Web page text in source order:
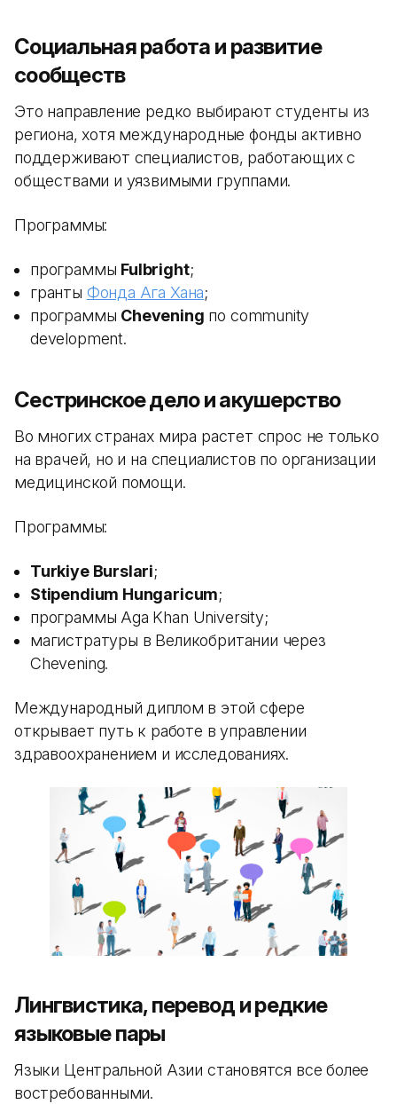
Социальная работа и развитие
сообществ
Это направление редко выбирают студенты из
региона, хотя международные фонды активно
поддерживают специалистов, работающих с
обществами и уязвимыми группами.
Программы:
программы Fulbright;
гранты Фонда Ага Хана;
программы Chevening по community
development.
Сестринское дело и акушерство
Во многих странах мира растет спрос не только
на врачей, но и на специалистов по организации
медицинской помощи.
Программы:
Turkiye Burslari;
Stipendium Hungaricum;
программы Aga Khan University;
магистратуры в Великобритании через
Chevening.
Международный диплом в этой сфере
открывает путь к работе в управлении
здравоохранением и исследованиях.
Лингвистика, перевод и редкие
языковые пары
Языки Центральной Азии становятся все более
востребованными.